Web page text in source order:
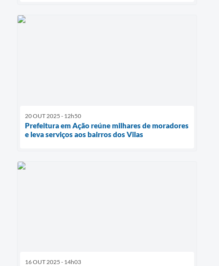
20 OUT 2025 - 12h50
Prefeitura em Ação reúne milhares de moradores
e leva serviços aos bairros dos Vilas
16 OUT 2025 - 14h03